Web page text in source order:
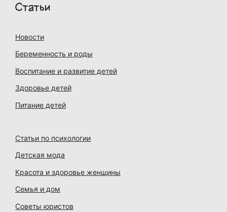
Статьи
Новости
Беременность и роды
Воспитание и развитие детей
Здоровье детей
Питание детей
Статьи по психологии
Детская мода
Красота и здоровье женщины
Семья и дом
Советы юристов